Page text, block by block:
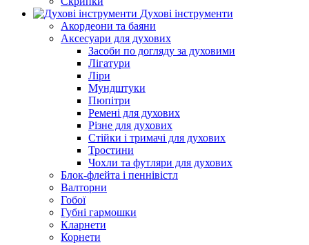
Духові інструменти
Акордеони та баяни
Аксесуари для духових
Засоби по догляду за духовими
Лігатури
Ліри
Мундштуки
Пюпітри
Ремені для духових
Різне для духових
Стійки і тримачі для духових
Тростини
Чохли та футляри для духових
Блок-флейта і пеннівістл
Валторни
Гобої
Губні гармошки
Кларнети
Корнети